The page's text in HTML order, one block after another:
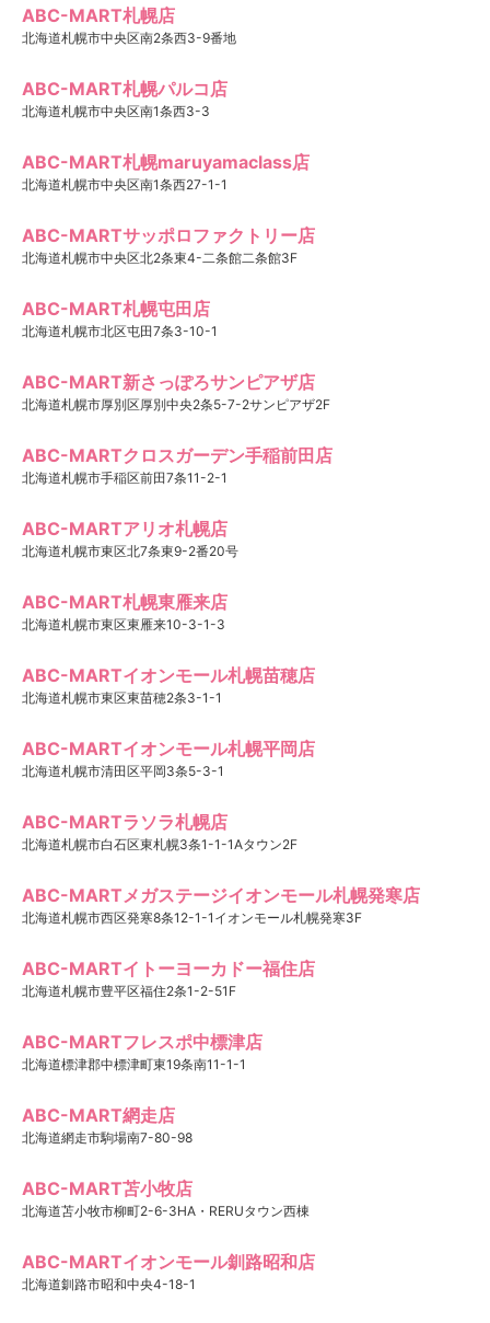
ABC-MART札幌店
北海道札幌市中央区南2条西3-9番地
ABC-MART札幌パルコ店
北海道札幌市中央区南1条西3-3
ABC-MART札幌maruyamaclass店
北海道札幌市中央区南1条西27-1-1
ABC-MARTサッポロファクトリー店
北海道札幌市中央区北2条東4-二条館二条館3F
ABC-MART札幌屯田店
北海道札幌市北区屯田7条3-10-1
ABC-MART新さっぽろサンピアザ店
北海道札幌市厚別区厚別中央2条5-7-2サンピアザ2F
ABC-MARTクロスガーデン手稲前田店
北海道札幌市手稲区前田7条11-2-1
ABC-MARTアリオ札幌店
北海道札幌市東区北7条東9-2番20号
ABC-MART札幌東雁来店
北海道札幌市東区東雁来10-3-1-3
ABC-MARTイオンモール札幌苗穂店
北海道札幌市東区東苗穂2条3-1-1
ABC-MARTイオンモール札幌平岡店
北海道札幌市清田区平岡3条5-3-1
ABC-MARTラソラ札幌店
北海道札幌市白石区東札幌3条1-1-1Aタウン2F
ABC-MARTメガステージイオンモール札幌発寒店
北海道札幌市西区発寒8条12-1-1イオンモール札幌発寒3F
ABC-MARTイトーヨーカドー福住店
北海道札幌市豊平区福住2条1-2-51F
ABC-MARTフレスポ中標津店
北海道標津郡中標津町東19条南11-1-1
ABC-MART網走店
北海道網走市駒場南7-80-98
ABC-MART苫小牧店
北海道苫小牧市柳町2-6-3HA・RERUタウン西棟
ABC-MARTイオンモール釧路昭和店
北海道釧路市昭和中央4-18-1